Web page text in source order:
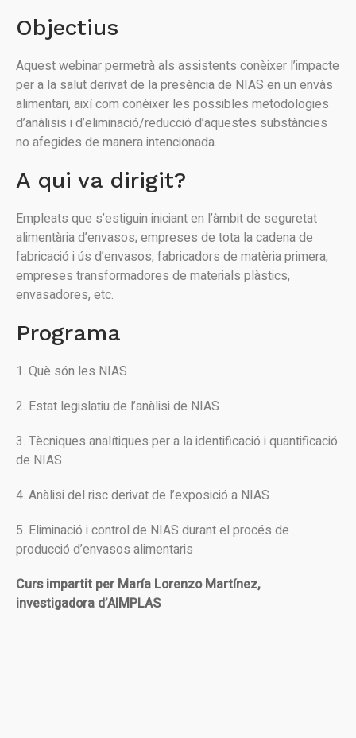
Objectius
Aquest webinar permetrà als assistents conèixer l’impacte
per a la salut derivat de la presència de NIAS en un envàs
alimentari, així com conèixer les possibles metodologies
d’anàlisis i d’eliminació/reducció d’aquestes substàncies
no afegides de manera intencionada.
A qui va dirigit?
Empleats que s’estiguin iniciant en l’àmbit de seguretat
alimentària d’envasos; empreses de tota la cadena de
fabricació i ús d’envasos, fabricadors de matèria primera,
empreses transformadores de materials plàstics,
envasadores, etc.
Programa
1. Què són les NIAS
2. Estat legislatiu de l’anàlisi de NIAS
3. Tècniques analítiques per a la identificació i quantificació
de NIAS
4. Anàlisi del risc derivat de l’exposició a NIAS
5. Eliminació i control de NIAS durant el procés de
producció d’envasos alimentaris
Curs impartit per María Lorenzo Martínez,
investigadora d’AIMPLAS